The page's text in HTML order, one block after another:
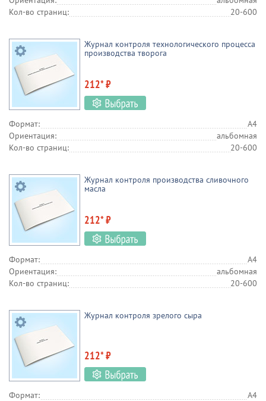
Кол-во страниц:
20-600
Журнал контроля технологического процесса
производства творога
212* ₽
Формат:
А4
Ориентация:
альбомная
Кол-во страниц:
20-600
Журнал контроля производства сливочного
масла
212* ₽
Формат:
А4
Ориентация:
альбомная
Кол-во страниц:
20-600
Журнал контроля зрелого сыра
212* ₽
Формат:
А4